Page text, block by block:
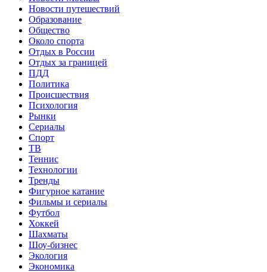
Новости путешествий
Образование
Общество
Около спорта
Отдых в России
Отдых за границей
ПДД
Политика
Происшествия
Психология
Рынки
Сериалы
Спорт
ТВ
Теннис
Технологии
Тренды
Фигурное катание
Фильмы и сериалы
Футбол
Хоккей
Шахматы
Шоу-бизнес
Экология
Экономика